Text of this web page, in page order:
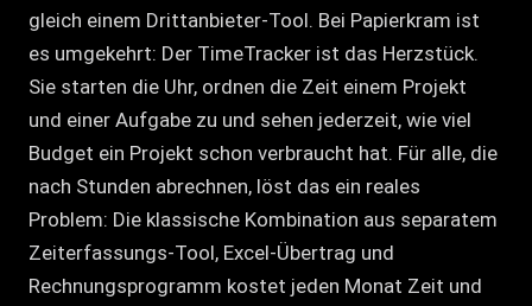
gleich einem Drittanbieter-Tool. Bei Papierkram ist
es umgekehrt: Der TimeTracker ist das Herzstück.
Sie starten die Uhr, ordnen die Zeit einem Projekt
und einer Aufgabe zu und sehen jederzeit, wie viel
Budget ein Projekt schon verbraucht hat. Für alle, die
nach Stunden abrechnen, löst das ein reales
Problem: Die klassische Kombination aus separatem
Zeiterfassungs-Tool, Excel-Übertrag und
Rechnungsprogramm kostet jeden Monat Zeit und